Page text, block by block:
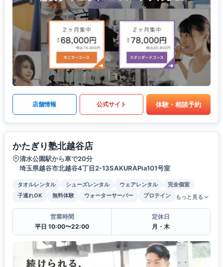
店舗情報 公式サイト 体験・相談予約
かたぎり塾北越谷店
清水公園駅から車で20分
埼玉県越谷市北越谷4丁目2-13SAKURAPia101号室
タオルレンタル シューズレンタル ウェアレンタル
完全個室
子連れOK
無料体験 ウォーターサーバー プロテイン もっと見る
営業時間
平日 10:00〜22:00
定休日
月・木